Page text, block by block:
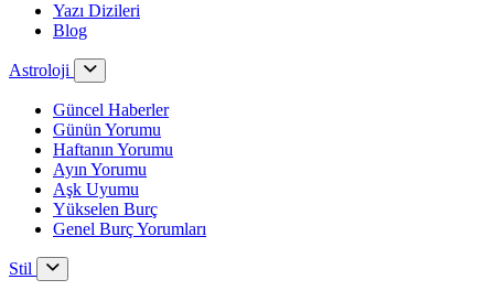
Yazı Dizileri
Blog
Astroloji
Güncel Haberler
Günün Yorumu
Haftanın Yorumu
Ayın Yorumu
Aşk Uyumu
Yükselen Burç
Genel Burç Yorumları
Stil